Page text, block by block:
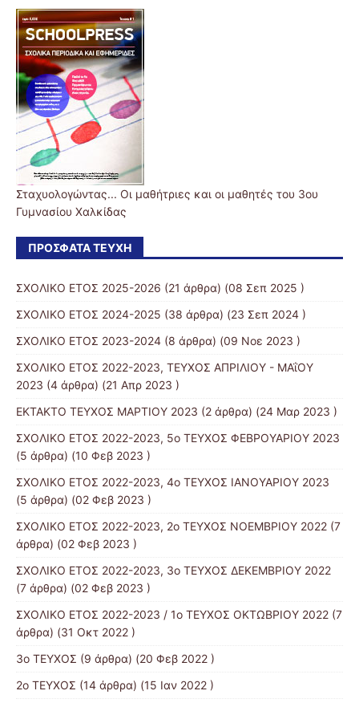
Σταχυολογώντας... Οι μαθήτριες και οι μαθητές του 3ου
Γυμνασίου Χαλκίδας
ΠΡΌΣΦΑΤΑ ΤΕΎΧΗ
ΣΧΟΛΙΚΟ ΕΤΟΣ 2025-2026 (21 άρθρα) (08 Σεπ 2025 )
ΣΧΟΛΙΚΟ ΕΤΟΣ 2024-2025 (38 άρθρα) (23 Σεπ 2024 )
ΣΧΟΛΙΚΟ ΕΤΟΣ 2023-2024 (8 άρθρα) (09 Νοε 2023 )
ΣΧΟΛΙΚΟ ΕΤΟΣ 2022-2023, ΤΕΥΧΟΣ ΑΠΡΙΛΙΟΥ - ΜΑΐΟΥ
2023 (4 άρθρα) (21 Απρ 2023 )
ΕΚΤΑΚΤΟ ΤΕΥΧΟΣ ΜΑΡΤΙΟΥ 2023 (2 άρθρα) (24 Μαρ 2023 )
ΣΧΟΛΙΚΟ ΕΤΟΣ 2022-2023, 5ο ΤΕΥΧΟΣ ΦΕΒΡΟΥΑΡΙΟΥ 2023
(5 άρθρα) (10 Φεβ 2023 )
ΣΧΟΛΙΚΟ ΕΤΟΣ 2022-2023, 4ο ΤΕΥΧΟΣ ΙΑΝΟΥΑΡΙΟΥ 2023
(5 άρθρα) (02 Φεβ 2023 )
ΣΧΟΛΙΚΟ ΕΤΟΣ 2022-2023, 2ο ΤΕΥΧΟΣ ΝΟΕΜΒΡΙΟΥ 2022 (7
άρθρα) (02 Φεβ 2023 )
ΣΧΟΛΙΚΟ ΕΤΟΣ 2022-2023, 3ο ΤΕΥΧΟΣ ΔΕΚΕΜΒΡΙΟΥ 2022
(7 άρθρα) (02 Φεβ 2023 )
ΣΧΟΛΙΚΟ ΕΤΟΣ 2022-2023 / 1ο ΤΕΥΧΟΣ ΟΚΤΩΒΡΙΟΥ 2022 (7
άρθρα) (31 Οκτ 2022 )
3ο ΤΕΥΧΟΣ (9 άρθρα) (20 Φεβ 2022 )
2ο ΤΕΥΧΟΣ (14 άρθρα) (15 Ιαν 2022 )